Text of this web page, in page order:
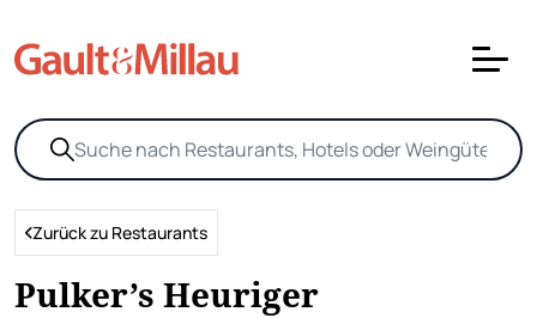
Zurück zu Restaurants
Pulker’s Heuriger